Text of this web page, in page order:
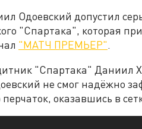
Одоевский допустил
"Спартака", которая
"МАТЧ ПРЕМЬЕР".
"Спартака" Даниил
не смог надёжно
оказавшись в